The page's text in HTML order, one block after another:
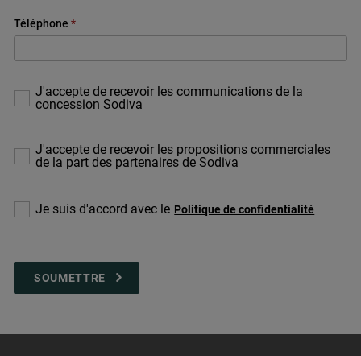
Téléphone
J'accepte de recevoir les communications de la
concession Sodiva
J'accepte de recevoir les propositions commerciales
de la part des partenaires de Sodiva
Je suis d'accord avec leVeuillez
sélectionner
Politique de confidentialité